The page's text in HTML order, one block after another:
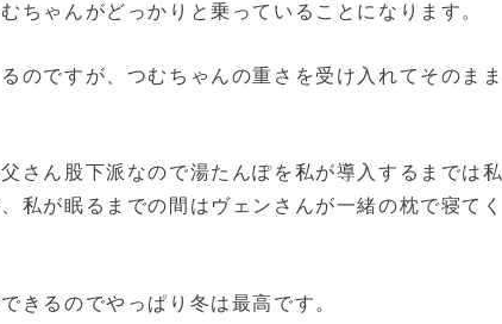
ちゃんがどっかりと乗っていることになります。
のですが、つむちゃんの重さを受け入れてそのまま
さん股下派なので湯たんぽを私が導入するまでは私
私が眠るまでの間はヴェンさんが一緒の枕で寝てく
きるのでやっぱり冬は最高です。